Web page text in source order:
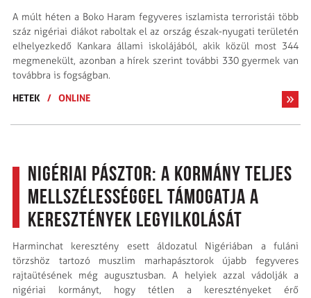
A múlt héten a Boko Haram fegyveres iszlamista terroristái több
száz nigériai diákot raboltak el az ország észak-nyugati területén
elhelyezkedő Kankara állami iskolájából, akik közül most 344
megmenekült, azonban a hírek szerint további 330 gyermek van
továbbra is fogságban.
HETEK
/ ONLINE
Nigériai pásztor: a kormány teljes
mellszélességgel támogatja a
keresztények legyilkolását
Harminchat keresztény esett áldozatul Nigériában a fuláni
törzshöz tartozó muszlim marhapásztorok újabb fegyveres
rajtaütésének még augusztusban. A helyiek azzal vádolják a
nigériai kormányt, hogy tétlen a keresztényeket érő